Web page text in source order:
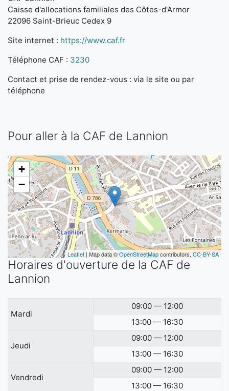
Caisse d'allocations familiales des Côtes-d'Armor
22096 Saint-Brieuc Cedex 9
Site internet : https://www.caf.fr
Téléphone CAF : 3230
Contact et prise de rendez-vous : via le site ou par
téléphone
Pour aller à la CAF de Lannion
+
−
Leaflet | Map data ©OpenStreetMapcontributors,CC-BY-SA
Horaires d'ouverture de la CAF de
Lannion
Mardi
09:00 — 12:00
13:00 — 16:30
Jeudi
09:00 — 12:00
13:00 — 16:30
Vendredi
09:00 — 12:00
13:00 — 16:30